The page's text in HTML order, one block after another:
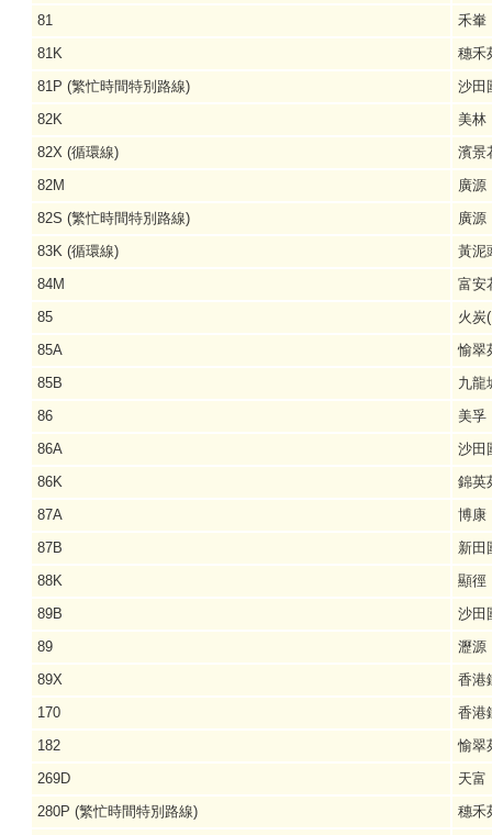
81
禾輋
81K
穗禾
81P (繁忙時間特別路線)
沙田
82K
美林
82X (循環線)
濱景
82M
廣源
82S (繁忙時間特別路線)
廣源
83K (循環線)
黃泥
84M
富安
85
火炭
85A
愉翠
85B
九
86
美孚
86A
沙田
86K
錦英
87A
博康
87B
新田
88K
顯徑
89B
沙田
89
瀝源
89X
香港
170
香港
182
愉翠
269D
天
280P (繁忙時間特別路線)
穗禾